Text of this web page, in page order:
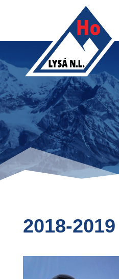
2018-2019